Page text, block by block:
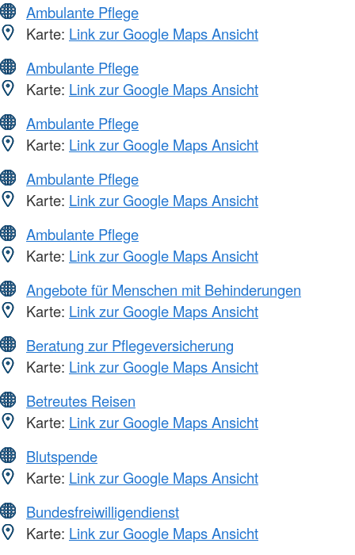
Ambulante Pflege
Karte: Link zur Google Maps Ansicht
Ambulante Pflege
Karte: Link zur Google Maps Ansicht
Ambulante Pflege
Karte: Link zur Google Maps Ansicht
Ambulante Pflege
Karte: Link zur Google Maps Ansicht
Ambulante Pflege
Karte: Link zur Google Maps Ansicht
Angebote für Menschen mit Behinderungen
Karte: Link zur Google Maps Ansicht
Beratung zur Pflegeversicherung
Karte: Link zur Google Maps Ansicht
Betreutes Reisen
Karte: Link zur Google Maps Ansicht
Blutspende
Karte: Link zur Google Maps Ansicht
Bundesfreiwilligendienst
Karte: Link zur Google Maps Ansicht